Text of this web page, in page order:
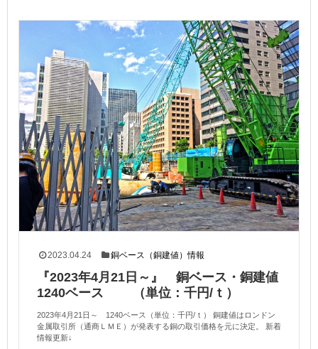
2023.04.24 銅ベース（銅建値）情報
『2023年4月21日～』 銅ベース・銅建値
1240ベース （単位：千円/ｔ）
2023年4月21日～ 1240ベース（単位：千円/ｔ） 銅建値はロンドン
金属取引所（通商ＬＭＥ）が発表する銅の取引価格を元に決定。 新着
情報更新↓